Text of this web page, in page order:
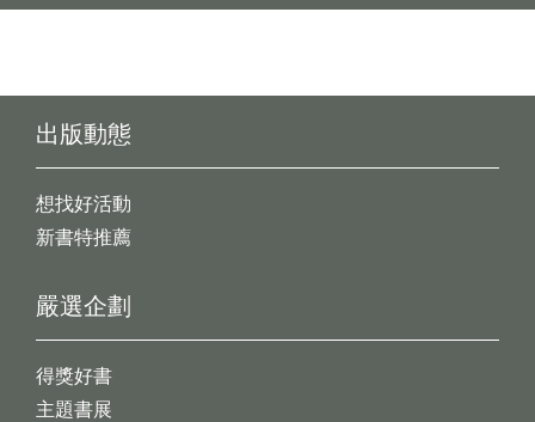
出版動態
想找好活動
新書特推薦
嚴選企劃
得獎好書
主題書展